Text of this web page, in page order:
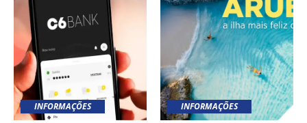
INFORMAÇÕES INFORMAÇÕES